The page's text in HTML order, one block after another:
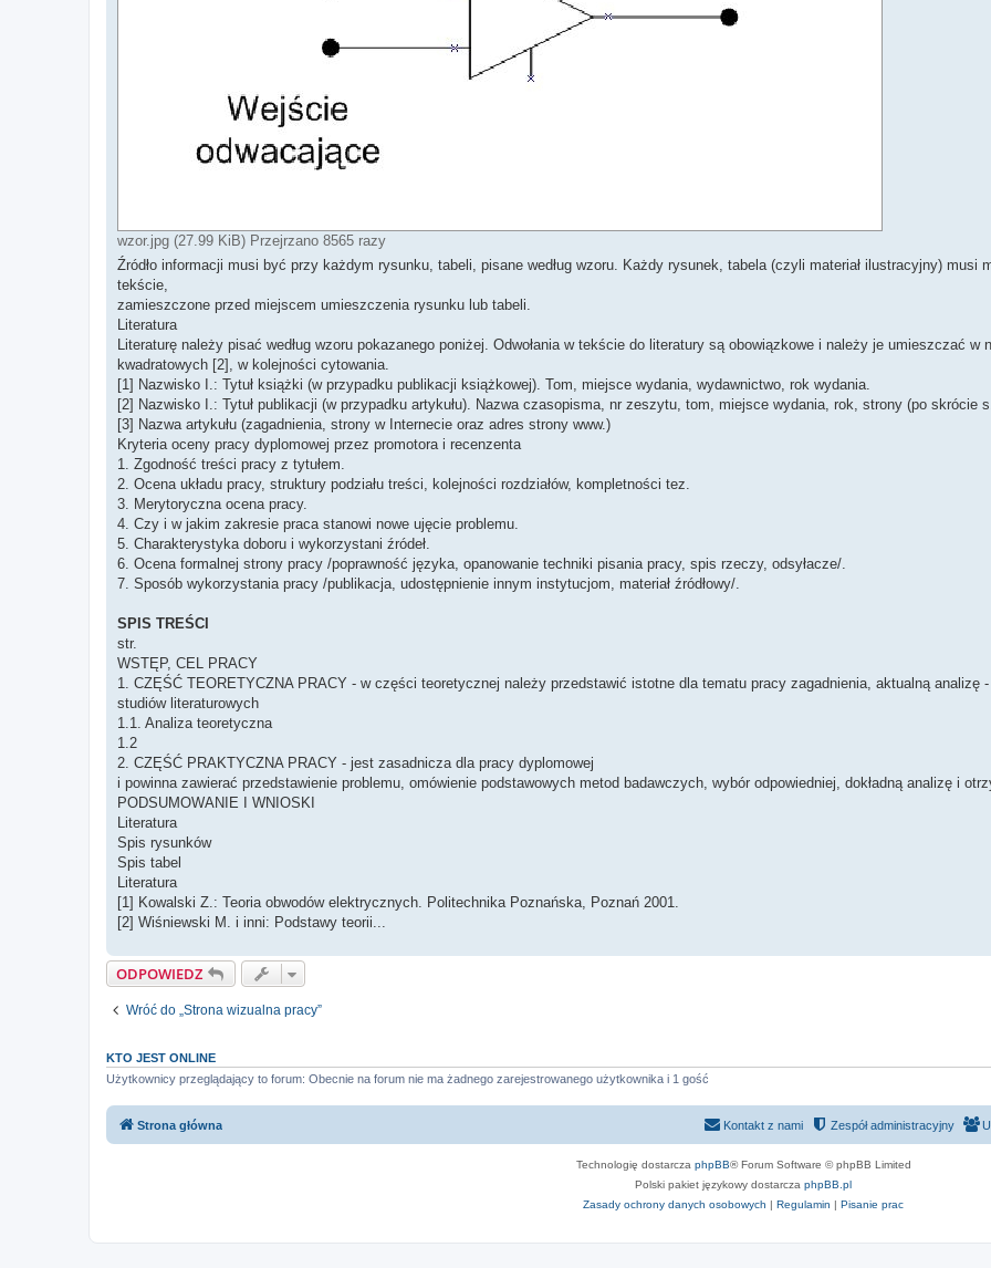
wzor.jpg (27.99 KiB) Przejrzano 8565 razy
Źródło informacji musi być przy każdym rysunku, tabeli, pisane według wzoru. Każdy rysunek, tabela (czyli materiał ilustracyjny) musi
tekście,
zamieszczone przed miejscem umieszczenia rysunku lub tabeli.
Literatura
Literaturę należy pisać według wzoru pokazanego poniżej. Odwołania w tekście do literatury są obowiązkowe i należy je umieszczać w
kwadratowych [2], w kolejności cytowania.
[1] Nazwisko I.: Tytuł książki (w przypadku publikacji książkowej). Tom, miejsce wydania, wydawnictwo, rok wydania.
[2] Nazwisko I.: Tytuł publikacji (w przypadku artykułu). Nazwa czasopisma, nr zeszytu, tom, miejsce wydania, rok, strony (po skrócie
[3] Nazwa artykułu (zagadnienia, strony w Internecie oraz adres strony www.)
Kryteria oceny pracy dyplomowej przez promotora i recenzenta
1. Zgodność treści pracy z tytułem.
2. Ocena układu pracy, struktury podziału treści, kolejności rozdziałów, kompletności tez.
3. Merytoryczna ocena pracy.
4. Czy i w jakim zakresie praca stanowi nowe ujęcie problemu.
5. Charakterystyka doboru i wykorzystani źródeł.
6. Ocena formalnej strony pracy /poprawność języka, opanowanie techniki pisania pracy, spis rzeczy, odsyłacze/.
7. Sposób wykorzystania pracy /publikacja, udostępnienie innym instytucjom, materiał źródłowy/.
SPIS TREŚCI
str.
WSTĘP, CEL PRACY
1. CZĘŚĆ TEORETYCZNA PRACY - w części teoretycznej należy przedstawić istotne dla tematu pracy zagadnienia, aktualną analizę
studiów literaturowych
1.1. Analiza teoretyczna
1.2
2. CZĘŚĆ PRAKTYCZNA PRACY - jest zasadnicza dla pracy dyplomowej
i powinna zawierać przedstawienie problemu, omówienie podstawowych metod badawczych, wybór odpowiedniej, dokładną analizę i
PODSUMOWANIE I WNIOSKI
Literatura
Spis rysunków
Spis tabel
Literatura
[1] Kowalski Z.: Teoria obwodów elektrycznych. Politechnika Poznańska, Poznań 2001.
[2] Wiśniewski M. i inni: Podstawy teorii...
ODPOWIEDZ
Wróć do „Strona wizualna pracy”
KTO JEST ONLINE
Użytkownicy przeglądający to forum: Obecnie na forum nie ma żadnego zarejestrowanego użytkownika i 1 gość
Strona główna Zespół administracyjny
Kontakt z nami
Technologię dostarcza phpBB® Forum Software © phpBB Limited
Polski pakiet językowy dostarcza phpBB.pl
Zasady ochrony danych osobowych | Regulamin | Pisanie prac